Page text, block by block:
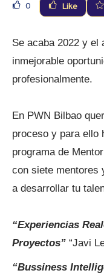
0 Like
Se acaba 2022 y el
inmejorable
profesionalmente.
En PWN Bilbao
proceso y para ello
programa de
con siete mentores
a desarrollar tu
“Experiencias
Proyectos” “Javi
“Bussiness